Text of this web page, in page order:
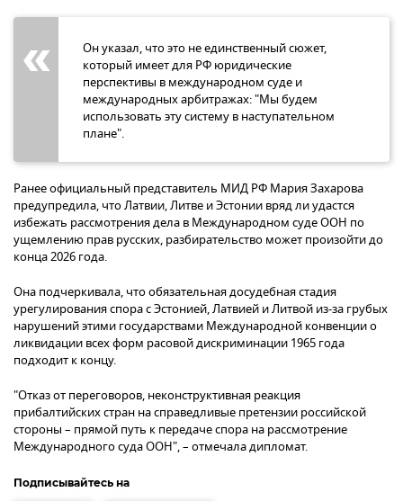
Он указал, что это не единственный сюжет,
который имеет для РФ юридические
перспективы в международном суде и
международных арбитражах: "Мы будем
использовать эту систему в наступательном
плане".
Ранее официальный представитель МИД РФ Мария Захарова
предупредила, что Латвии, Литве и Эстонии вряд ли удастся
избежать рассмотрения дела в Международном суде ООН по
ущемлению прав русских, разбирательство может произойти до
конца 2026 года.
Она подчеркивала, что обязательная досудебная стадия
урегулирования спора с Эстонией, Латвией и Литвой из-за грубых
нарушений этими государствами Международной конвенции о
ликвидации всех форм расовой дискриминации 1965 года
подходит к концу.
"Отказ от переговоров, неконструктивная реакция
прибалтийских стран на справедливые претензии российской
стороны – прямой путь к передаче спора на рассмотрение
Международного суда ООН", – отмечала дипломат.
Подписывайтесь на